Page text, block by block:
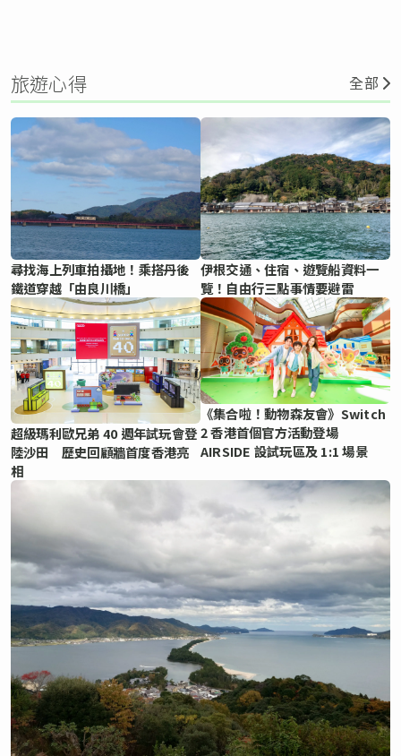
旅遊心得 全部
尋找海上列車拍攝地！乘搭丹後
鐵道穿越「由良川橋」
伊根交通、住宿、遊覽船資料一
覽！自由行三點事情要避雷
超級瑪利歐兄弟 40 週年試玩會登
陸沙田 歷史回顧牆首度香港亮
相
《集合啦！動物森友會》Switch
2 香港首個官方活動登場
AIRSIDE 設試玩區及 1:1 場景